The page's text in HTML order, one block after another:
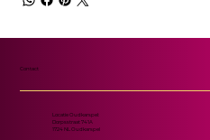
Contact
Locatie Oudkarspel:
Dorpsstraat 741A
1724 NL Oudkarspel